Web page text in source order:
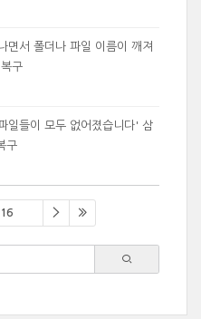
면서 폴더나 파일 이름이 깨져
구
일들이 모두 없어졌습니다' 삼
구